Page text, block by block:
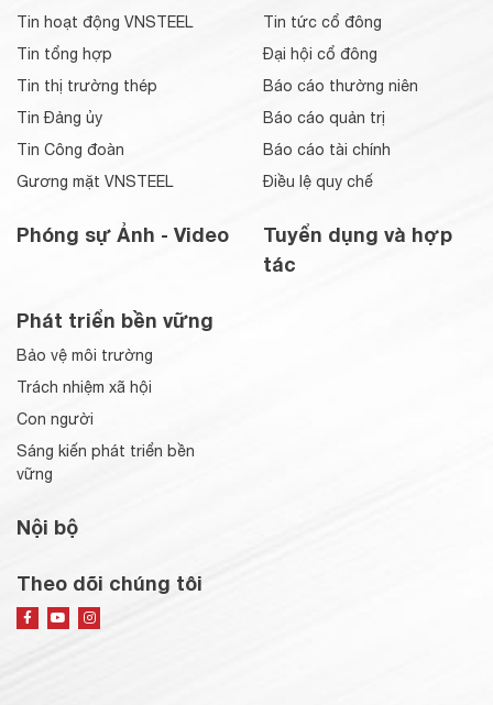
Tin hoạt động VNSTEEL
Tin tổng hợp
Tin thị trường thép
Tin Đảng ủy
Tin Công đoàn
Gương mặt VNSTEEL
Phóng sự Ảnh - Video
Tin tức cổ đông
Đại hội cổ đông
Báo cáo thường niên
Báo cáo quản trị
Báo cáo tài chính
Điều lệ quy chế
Tuyển dụng và hợp
tác
Phát triển bền vững
Bảo vệ môi trường
Trách nhiệm xã hội
Con người
Sáng kiến phát triển bền
vững
Nội bộ
Theo dõi chúng tôi